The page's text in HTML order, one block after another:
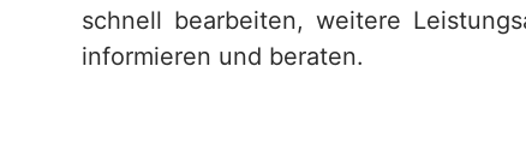
schnell bearbeiten, weitere
informieren und beraten.